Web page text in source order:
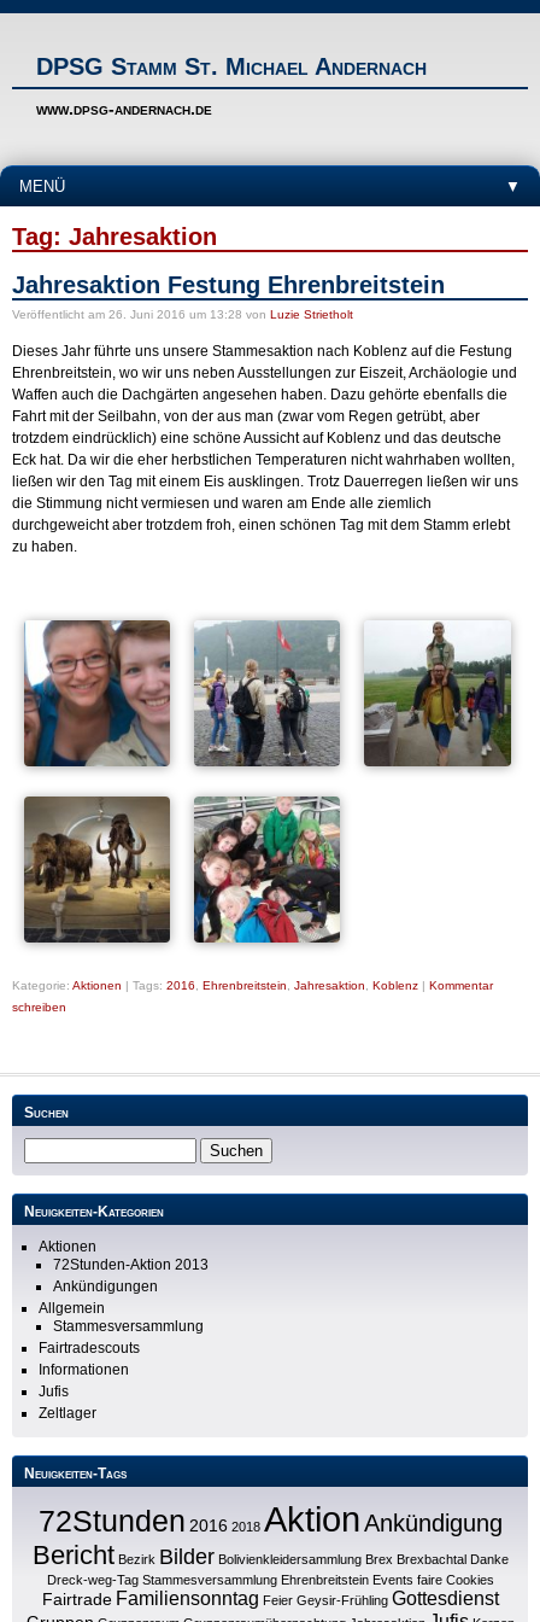
DPSG Stamm St. Michael Andernach
www.dpsg-andernach.de
MENÜ ▼
Tag: Jahresaktion
Jahresaktion Festung Ehrenbreitstein
Veröffentlicht am 26. Juni 2016 um 13:28 von Luzie Strietholt
Dieses Jahr führte uns unsere Stammesaktion nach Koblenz auf die Festung
Ehrenbreitstein, wo wir uns neben Ausstellungen zur Eiszeit, Archäologie und
Waffen auch die Dachgärten angesehen haben. Dazu gehörte ebenfalls die
Fahrt mit der Seilbahn, von der aus man (zwar vom Regen getrübt, aber
trotzdem eindrücklich) eine schöne Aussicht auf Koblenz und das deutsche
Eck hat. Da wir die eher herbstlichen Temperaturen nicht wahrhaben wollten,
ließen wir den Tag mit einem Eis ausklingen. Trotz Dauerregen ließen wir uns
die Stimmung nicht vermiesen und waren am Ende alle ziemlich
durchgeweicht aber trotzdem froh, einen schönen Tag mit dem Stamm erlebt
zu haben.
Kategorie: Aktionen Tags: 2016, Ehrenbreitstein, Jahresaktion, Koblenz
Kommentar
schreiben
Suchen
Neuigkeiten-Kategorien
Aktionen
72Stunden-Aktion 2013
Ankündigungen
Allgemein
Stammesversammlung
Fairtradescouts
Informationen
Jufis
Zeltlager
Neuigkeiten-Tags
72Stunden 2016 2018 AktionAnkündigung
Bericht Bezirk Bilder Bolivienkleidersammlung Brex Brexbachtal Danke
Dreck-weg-Tag Stammesversammlung Ehrenbreitstein Events faire Cookies
Fairtrade Familiensonntag Feier Geysir-Frühling Gottesdienst